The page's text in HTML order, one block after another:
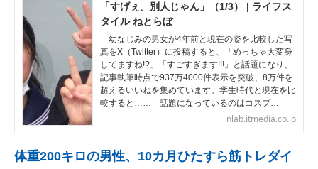
「すげぇ。別人じゃん」（1/3） | ライフス
タイル ねとらぼ
幼なじみの男女が4年前と現在の姿を比較した写
真をX（Twitter）に投稿すると、「めっちゃ大変身
してますね!?」「すごすぎます!!!」と話題になり、
記事執筆時点で937万4000件表示を突破、8万件を
超えるいいねを集めています。学生時代と現在を比
較すると…… 話題になっているのはコスプ…
nlab.itmedia.co.jp
体重200キロの男性、10カ月ひたすら筋トレダイ